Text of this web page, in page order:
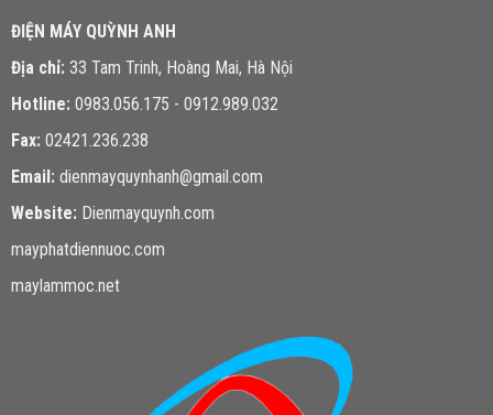
ĐIỆN MÁY QUỲNH ANH
Địa chỉ: 33 Tam Trinh, Hoàng Mai, Hà Nội
Hotline: 0983.056.175 - 0912.989.032
Fax: 02421.236.238
Email: dienmayquynhanh@gmail.com
Website: Dienmayquynh.com
mayphatdiennuoc.com
maylammoc.net